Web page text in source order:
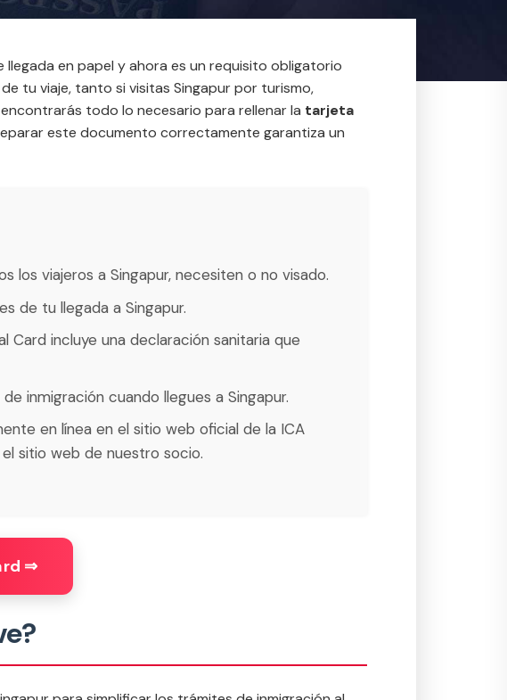
en papel y ahora es un requisito obligatorio
tu viaje, tanto si visitas Singapur por turismo,
todo lo necesario para rellenar la tarjeta
este documento correctamente garantiza un
los viajeros a Singapur, necesiten o no visado.
de tu llegada a Singapur.
Card incluye una declaración sanitaria que
inmigración cuando llegues a Singapur.
en línea en el sitio web oficial de la ICA
sitio web de nuestro socio.
⇒